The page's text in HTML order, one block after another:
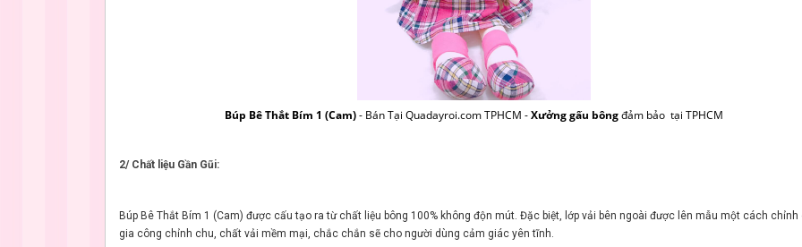
Búp Bê Thắt Bím 1 (Cam)- Bán Tại Quadayroi.com TPHCM -Xưởng gấu bôngđảm bảo tại TPHCM
2/ Chất liệu Gần Gũi:
Búp Bê Thắt Bím 1 (Cam) được cấu tạo ra từ chất liệu bông 100% không độn mút. Đặc biệt, lớp vải bên ngoài được lên mẫu một cách chỉnh
gia công chỉnh chu, chất vải mềm mại, chắc chắn sẽ cho người dùng cảm giác yên tĩnh.